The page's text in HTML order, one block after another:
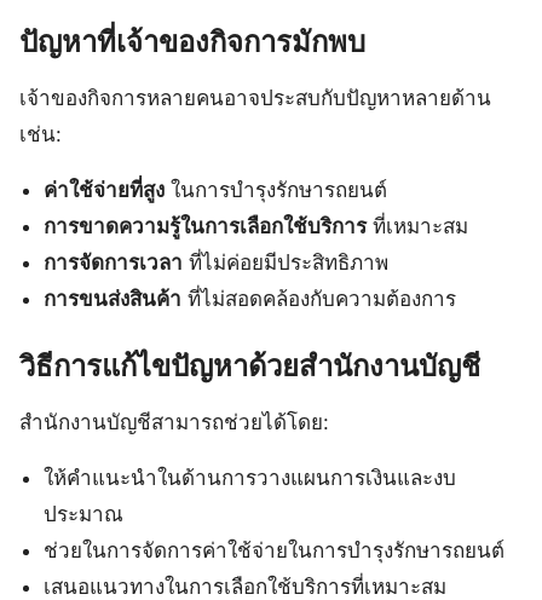
ปัญหาที่เจ้าของกิจการมักพบ
เจ้าของกิจการหลายคนอาจประสบกับปัญหาหลายด้าน
เช่น:
ค่าใช้จ่ายที่สูง ในการบำรุงรักษารถยนต์
การขาดความรู้ในการเลือกใช้บริการที่เหมาะสม
การจัดการเวลา ที่ไม่ค่อยมีประสิทธิภาพ
การขนส่งสินค้า ที่ไม่สอดคล้องกับความต้องการ
วิธีการแก้ไขปัญหาด้วยสำนักงานบัญชี
สำนักงานบัญชีสามารถช่วยได้โดย:
ให้คำแนะนำในด้านการวางแผนการเงินและงบ
ประมาณ
ช่วยในการจัดการค่าใช้จ่ายในการบำรุงรักษารถยนต์
เสนอแนวทางในการเลือกใช้บริการที่เหมาะสม